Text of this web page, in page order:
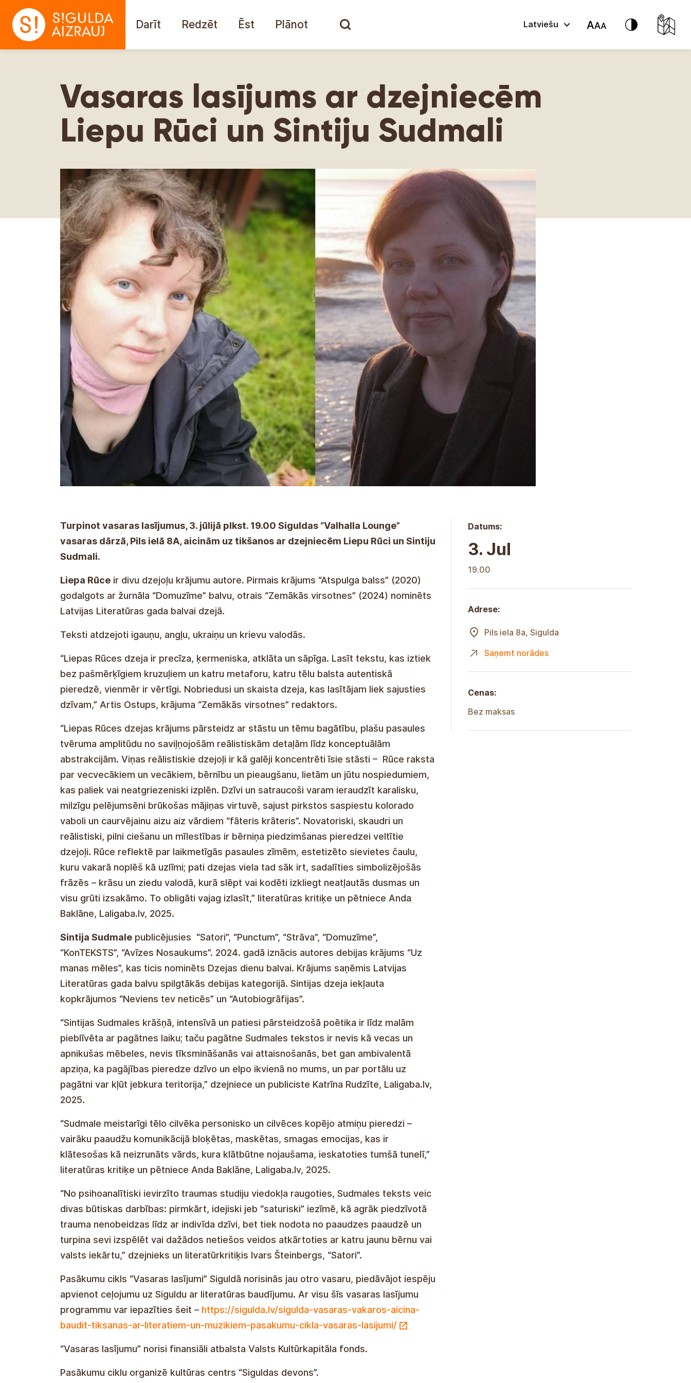
Darīt Redzēt Ēst Plānot Latviešu
Vasaras lasījums ar dzejniecēm
Liepu Rūci un Sintiju Sudmali
Turpinot vasaras lasījumus, 3. jūlijā plkst. 19.00 Siguldas “Valhalla Lounge”
vasaras dārzā, Pils ielā 8A, aicinām uz tikšanos ar dzejniecēm Liepu Rūci un Sintiju
Sudmali.
Liepa Rūce ir divu dzejoļu krājumu autore. Pirmais krājums “Atspulga balss” (2020)
godalgots ar žurnāla “Domuzīme” balvu, otrais “Zemākās virsotnes” (2024) nominēts
Latvijas Literatūras gada balvai dzejā.
Teksti atdzejoti igauņu, angļu, ukraiņu un krievu valodās.
“Liepas Rūces dzeja ir precīza, ķermeniska, atklāta un sāpīga. Lasīt tekstu, kas iztiek
bez pašmērķīgiem kruzuļiem un katru metaforu, katru tēlu balsta autentiskā
pieredzē, vienmēr ir vērtīgi. Nobriedusi un skaista dzeja, kas lasītājam liek sajusties
dzīvam,” Artis Ostups, krājuma “Zemākās virsotnes” redaktors.
“Liepas Rūces dzejas krājums pārsteidz ar stāstu un tēmu bagātību, plašu pasaules
tvēruma amplitūdu no saviļņojošām reālistiskām detaļām līdz konceptuālām
abstrakcijām. Viņas reālistiskie dzejoļi ir kā galēji koncentrēti īsie stāsti – Rūce raksta
par vecvecākiem un vecākiem, bērnību un pieaugšanu, lietām un jūtu nospiedumiem,
kas paliek vai neatgriezeniski izplēn. Dzīvi un satraucoši varam ieraudzīt karalisku,
milzīgu pelējumsēni brūkošas mājiņas virtuvē, sajust pirkstos saspiestu kolorado
vaboli un caurvējainu aizu aiz vārdiem “fāteris krāteris”. Novatoriski, skaudri un
reālistiski, pilni ciešanu un mīlestības ir bērniņa piedzimšanas pieredzei veltītie
dzejoļi. Rūce reflektē par laikmetīgās pasaules zīmēm, estetizēto sievietes čaulu,
kuru vakarā noplēš kā uzlīmi; pati dzejas viela tad sāk irt, sadalīties simbolizējošās
frāzēs – krāsu un ziedu valodā, kurā slēpt vai kodēti izkliegt neatļautās dusmas un
visu grūti izsakāmo. To obligāti vajag izlasīt,” literatūras kritiķe un pētniece Anda
Baklāne, Laligaba.lv, 2025.
Sintija Sudmale publicējusies “Satori”, “Punctum”, “Strāva”, “Domuzīme”,
“KonTEKSTS”, “Avīzes Nosaukums”. 2024. gadā iznācis autores debijas krājums “Uz
manas mēles”, kas ticis nominēts Dzejas dienu balvai. Krājums saņēmis Latvijas
Literatūras gada balvu spilgtākās debijas kategorijā. Sintijas dzeja iekļauta
kopkrājumos “Neviens tev neticēs” un “Autobiogrāfijas”.
“Sintijas Sudmales krāšņā, intensīvā un patiesi pārsteidzošā poētika ir līdz malām
pieblīvēta ar pagātnes laiku; taču pagātne Sudmales tekstos ir nevis kā vecas un
apnikušas mēbeles, nevis tīksmināšanās vai attaisnošanās, bet gan ambivalentā
apziņa, ka pagājības pieredze dzīvo un elpo ikvienā no mums, un par portālu uz
pagātni var kļūt jebkura teritorija,” dzejniece un publiciste Katrīna Rudzīte, Laligaba.lv,
2025.
“Sudmale meistarīgi tēlo cilvēka personisko un cilvēces kopējo atmiņu pieredzi –
vairāku paaudžu komunikācijā bloķētas, maskētas, smagas emocijas, kas ir
klātesošas kā neizrunāts vārds, kura klātbūtne nojaušama, ieskatoties tumšā tunelī,”
literatūras kritiķe un pētniece Anda Baklāne, Laligaba.lv, 2025.
“No psihoanalītiski ievirzīto traumas studiju viedokļa raugoties, Sudmales teksts veic
divas būtiskas darbības: pirmkārt, idejiski jeb “saturiski” iezīmē, kā agrāk piedzīvotā
trauma nenobeidzas līdz ar indivīda dzīvi, bet tiek nodota no paaudzes paaudzē un
turpina sevi izspēlēt vai dažādos netiešos veidos atkārtoties ar katru jaunu bērnu vai
valsts iekārtu,” dzejnieks un literatūrkritiķis Ivars Šteinbergs, “Satori”.
Pasākumu cikls “Vasaras lasījumi” Siguldā norisinās jau otro vasaru, piedāvājot iespēju
apvienot ceļojumu uz Siguldu ar literatūras baudījumu. Ar visu šīs vasaras lasījumu
programmu var iepazīties šeit – https://sigulda.lv/sigulda-vasaras-vakaros-aicina-
baudit-tiksanas-ar-literatiem-un-muzikiem-pasakumu-cikla-vasaras-lasijumi/
“Vasaras lasījumu” norisi finansiāli atbalsta Valsts Kultūrkapitāla fonds.
Pasākumu ciklu organizē kultūras centrs “Siguldas devons”.
Datums:
3. Jul
19.00
Adrese:
Pils iela 8a, Sigulda
Saņemt norādes
Cenas:
Bez maksas